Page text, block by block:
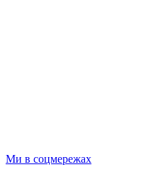
Ми в соцмережах